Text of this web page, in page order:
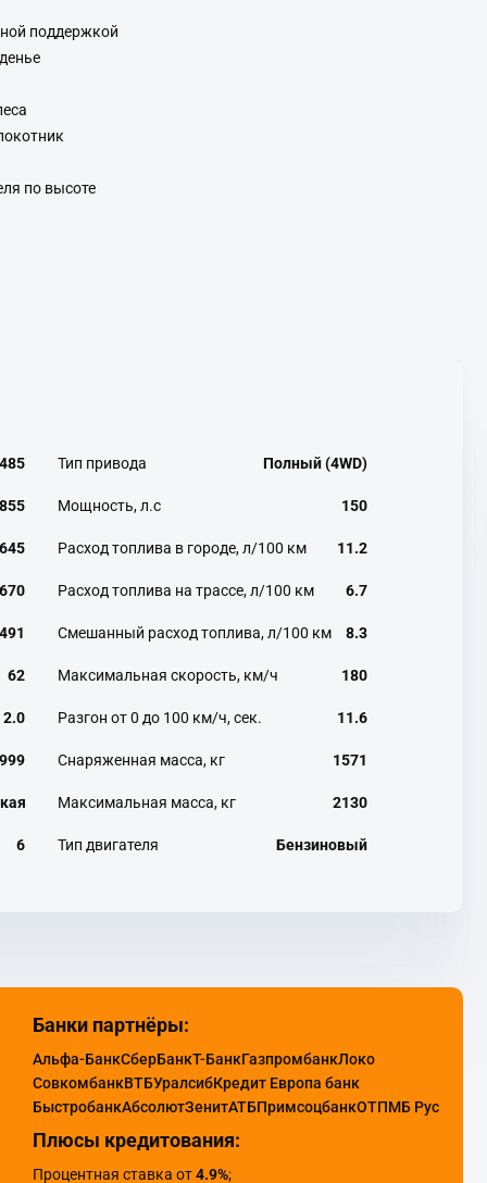
поддержкой
по высоте
491
62
2.0
6
Тип привода
Мощность, л.с
Расход топлива в городе, л/100 км
Расход топлива на трассе, л/100 км
Смешанный расход топлива, л/100 км
Максимальная скорость, км/ч
Разгон от 0 до 100 км/ч, сек.
Снаряженная масса, кг
Максимальная масса, кг
Тип двигателя
Полный (4WD)
150
11.2
6.7
8.3
180
11.6
1571
2130
Бензиновый
Банки партнёры:
Альфа-БанкСберБанкТ-БанкГазпромбанкЛоко
СовкомбанкВТБУралсибКредит Европа банк
БыстробанкАбсолютЗенитАТБПримсоцбанкОТПМБ Рус
Плюсы кредитования:
Процентная ставка от4.9%;